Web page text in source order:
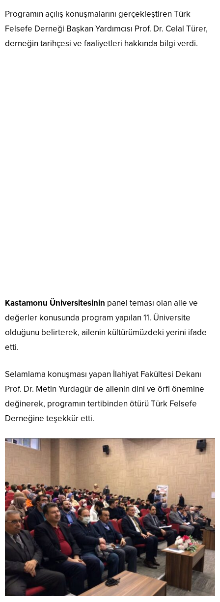
Programın açılış konuşmalarını gerçekleştiren Türk
Felsefe Derneği Başkan Yardımcısı Prof. Dr. Celal Türer,
derneğin tarihçesi ve faaliyetleri hakkında bilgi verdi.
Kastamonu Üniversitesinin panel teması olan aile ve
değerler konusunda program yapılan 11. Üniversite
olduğunu belirterek, ailenin kültürümüzdeki yerini ifade
etti.
Selamlama konuşması yapan İlahiyat Fakültesi Dekanı
Prof. Dr. Metin Yurdagür de ailenin dini ve örfi önemine
değinerek, programın tertibinden ötürü Türk Felsefe
Derneğine teşekkür etti.